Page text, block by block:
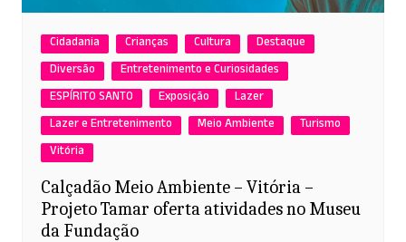
Cidadania Crianças Cultura
Destaque
Diversão
Entretenimento e Curiosidades
ESPÍRITO SANTO
Exposição
Lazer
Lazer e Entretenimento
Meio Ambiente
Turismo
Vitória
Calçadão Meio Ambiente – Vitória –
Projeto Tamar oferta atividades no Museu
da Fundação